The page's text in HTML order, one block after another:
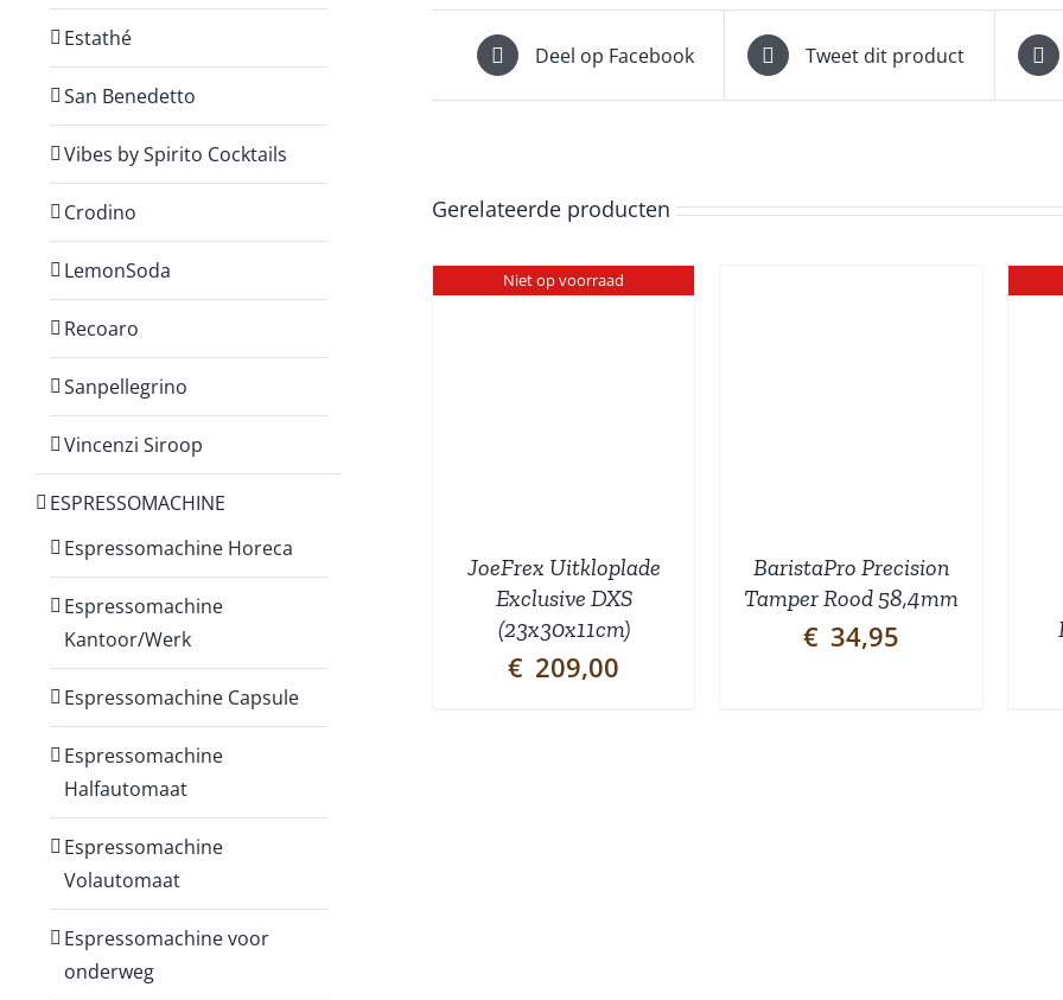
Deel op Facebook Tweet dit product
Gerelateerde producten
Niet op voorraad
JoeFrex Uitkloplade
Exclusive DXS
(23x30x11cm)
€ 209,00
BaristaPro Precision
Tamper Rood 58,4mm
€ 34,95
Estathé
San Benedetto
Vibes by Spirito Cocktails
Crodino
LemonSoda
Recoaro
Sanpellegrino
Vincenzi Siroop
ESPRESSOMACHINE
Espressomachine Horeca
Espressomachine
Kantoor/Werk
Espressomachine Capsule
Espressomachine
Halfautomaat
Espressomachine
Volautomaat
Espressomachine voor
onderweg